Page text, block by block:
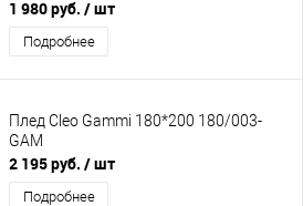
1 980 руб. / шт
Подробнее
Плед Cleo Gammi 180*200 180/003-
GAM
2 195 руб. / шт
Подробнее